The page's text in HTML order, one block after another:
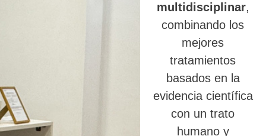
multidisciplinar,
combinando los
mejores
tratamientos
basados en la
evidencia científica
con un trato
humano y